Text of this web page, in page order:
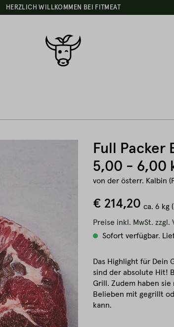
HERZLICH WILLKOMMEN BEI FITMEAT
Full Packer
5,00 - 6,00
von der österr. Kalbin
€ 214,20 ca. 6 kg
Preise inkl. MwSt. zzgl.
Sofort verfügbar.
Das Highlight für Dein
sind der absolute Hit!
Grill. Zudem haben
Belieben mit gegrillt
kann.